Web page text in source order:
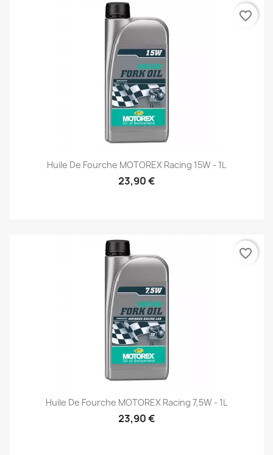
Huile De Fourche MOTOREX Racing 15W - 1L
23,90 €
favorite_border
Huile De Fourche MOTOREX Racing 7,5W - 1L
23,90 €
favorite_border